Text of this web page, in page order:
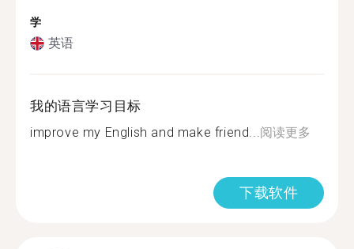
学
英语
我的语言学习目标
improve my English and make friend...阅读更多
下载软件